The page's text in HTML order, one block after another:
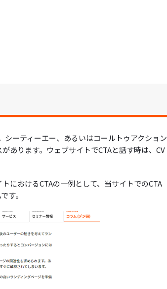
ーティーエー、あるいはコールトゥアクション
あります。ウェブサイトでCTAと話す時は、CV
におけるCTAの一例として、当サイトでのCTA
す。